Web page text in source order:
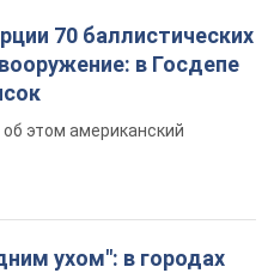
70 баллистических
в Госдепе
этом американский
ухом": в городах